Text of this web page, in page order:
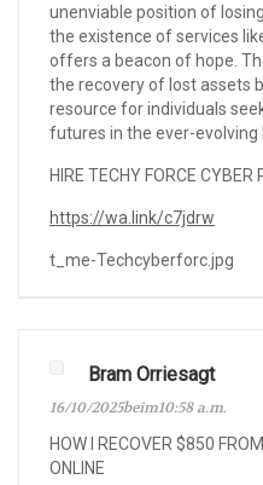
unenviable position of
the existence of services
offers a beacon of hope.
the recovery of lost assets
resource for individuals
futures in the ever-evolving
HIRE TECHY FORCE
https://wa.link/c7jdrw
t_me-Techcyberforc.jpg
Bram Orriesagt
16/10/2025beim10:58 a.m.
HOW I RECOVER $850
ONLINE